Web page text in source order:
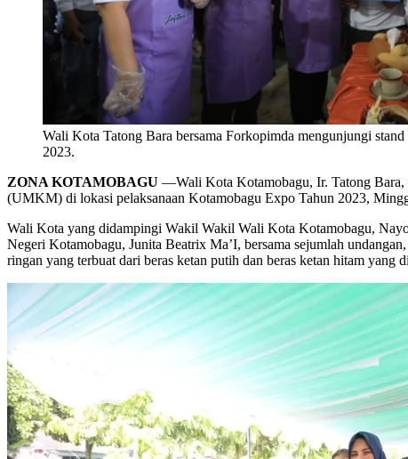
Wali Kota Tatong Bara bersama Forkopimda mengunjungi
2023.
ZONA KOTAMOBAGU —Wali Kota Kotamobagu, Ir. Tatong Bara,
(UMKM) di lokasi pelaksanaan Kotamobagu Expo Tahun 2023,
Wali Kota yang didampingi Wakil Wakil Wali Kota Kotamobagu,
Negeri Kotamobagu, Junita Beatrix Ma’I, bersama sejumlah
ringan yang terbuat dari beras ketan putih dan beras ketan hitam yang